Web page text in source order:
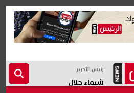
رئيس التحرير
شيماء جلال